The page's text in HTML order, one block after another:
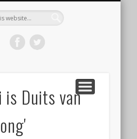
Worstlog
is Duits van